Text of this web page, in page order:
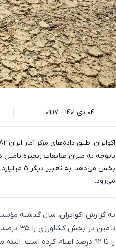
۰۴ دی ۱۴۰۱ - ۰۹:۱۷
بخش
می‌رود.
به گزارش اکوایران، سال گذشته
تامین